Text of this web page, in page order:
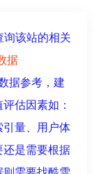
询该站的相关
据
据参考，建
估因素如：
量、用户体
是需要根据